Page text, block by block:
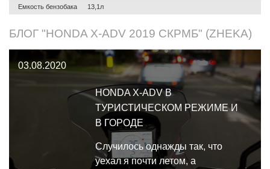
Емкость бензобака 13,1л
БЛОГ "HONDA X-ADV 2019 СКРМБ" (ZHEKA)
03.08.2020
HONDA X-ADV В
ТУРИСТИЧЕСКОМ РЕЖИМЕ И
В ГОРОДЕ
Случилось однажды так, что
уехал я почти летом, а